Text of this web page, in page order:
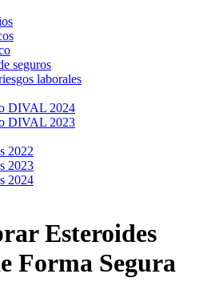
seguros
laborales
DIVAL 2024
DIVAL 2023
2022
2023
2024
Esteroides
Forma Segura